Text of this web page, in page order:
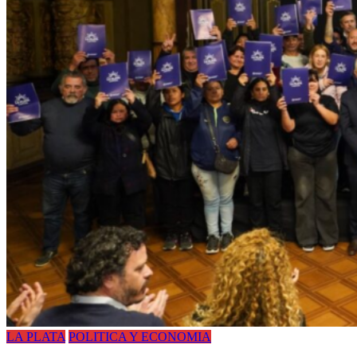
LA PLATA POLITICA Y ECONOMIA